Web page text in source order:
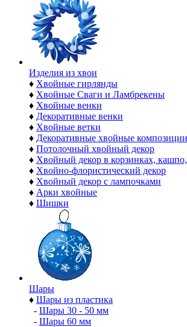
Изделия из хвои
♦ Хвойные гирлянды
♦ Хвойные Сваги и Ламбрекены
♦ Хвойные венки
♦ Декоративные венки
♦ Хвойные ветки
♦ Декоративные хвойные композиции
♦ Потолочный хвойный декор
♦ Хвойный декор в корзинках,
♦ Хвойно-флористический декор
♦ Хвойный декор с лампочками
♦ Арки хвойные
♦ Шишки
Шары
♦ Шары из пластика
- Шары 30 - 50 мм
- Шары 60 мм